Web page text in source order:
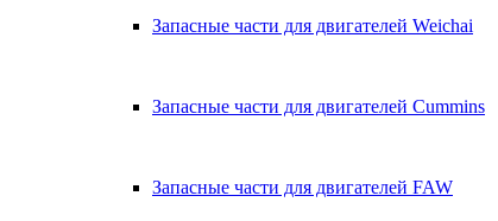
Запасные части для двигателей Weichai
Запасные части для двигателей Cummins
Запасные части для двигателей FAW